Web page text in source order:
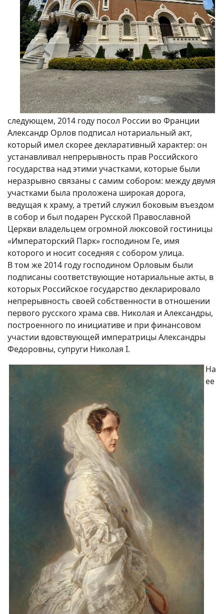
следующем, 2014 году посол России во Франции
Александр Орлов подписал нотариальный акт,
который имел скорее декларативный характер: он
устанавливал непрерывность прав Российского
государства над этими участками, которые были
неразрывно связаны с самим собором: между двумя
участками была проложена широкая дорога,
ведущая к храму, а третий служил боковым въездом
в собор и был подарен Русской Православной
Церкви владельцем огромной люксовой гостиницы
«Императорский Парк» господином Ге, имя
которого и носит соседняя с собором улица.
В том же 2014 году господином Орловым были
подписаны соответствующие нотариальные акты, в
которых Российское государство декларировало
непрерывность своей собственности в отношении
первого русского храма свв. Николая и Александры,
построенного по инициативе и при финансовом
участии вдовствующей императрицы Александры
Федоровны, супруги Николая I.
На
ее